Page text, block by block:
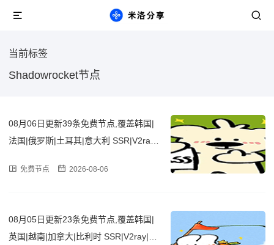
当前标签
Shadowrocket节点
08月06日更新39条免费节点,覆盖韩国|
法国|俄罗斯|土耳其|意大利 SSR|V2ray|
免费节点 2026-08-06
08月05日更新23条免费节点,覆盖韩国|
英国|越南|加拿大|比利时 SSR|V2ray|Cla